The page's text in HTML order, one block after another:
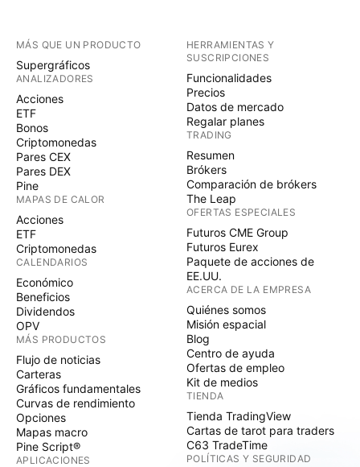
MÁS QUE UN PRODUCTO
Supergráficos
ANALIZADORES
Acciones
ETF
Bonos
Criptomonedas
Pares CEX
Pares DEX
Pine
MAPAS DE CALOR
Acciones
ETF
Criptomonedas
CALENDARIOS
Económico
Beneficios
Dividendos
OPV
MÁS PRODUCTOS
Flujo de noticias
Carteras
Gráficos fundamentales
Curvas de rendimiento
Opciones
Mapas macro
Pine Script®
APLICACIONES
HERRAMIENTAS Y
SUSCRIPCIONES
Funcionalidades
Precios
Datos de mercado
Regalar planes
TRADING
Resumen
Brókers
Comparación de brókers
The Leap
OFERTAS ESPECIALES
Futuros CME Group
Futuros Eurex
Paquete de acciones de
EE.UU.
ACERCA DE LA EMPRESA
Quiénes somos
Misión espacial
Blog
Centro de ayuda
Ofertas de empleo
Kit de medios
TIENDA
Tienda TradingView
Cartas de tarot para traders
C63 TradeTime
POLÍTICAS Y SEGURIDAD